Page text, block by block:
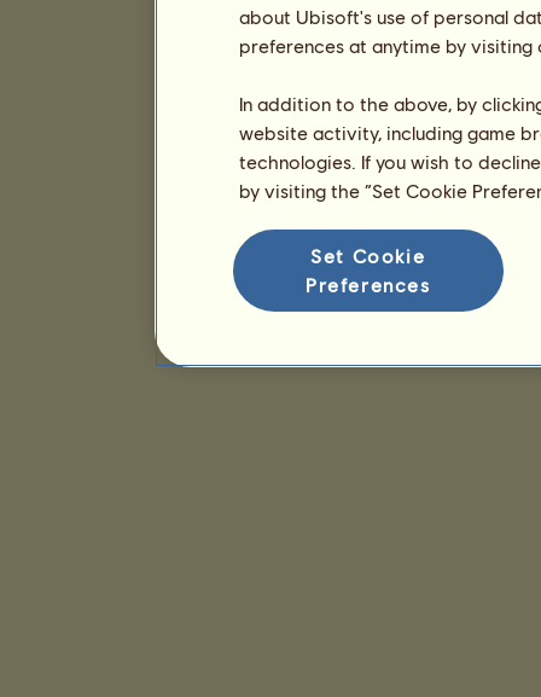
about Ubisoft's use of personal
preferences at anytime by
In addition to the above, by
website activity, including game
technologies. If you wish to
by visiting the “Set Cookie
Set Cookie
Preferences